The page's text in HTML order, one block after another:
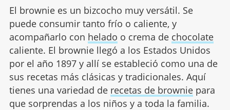
El brownie es un bizcocho muy versátil. Se
puede consumir tanto frío o caliente, y
acompañarlo con helado o crema de chocolate
caliente. El brownie llegó a los Estados Unidos
por el año 1897 y allí se estableció como una de
sus recetas más clásicas y tradicionales. Aquí
tienes una variedad de recetas de browniepara
que sorprendas a los niños y a toda la familia.